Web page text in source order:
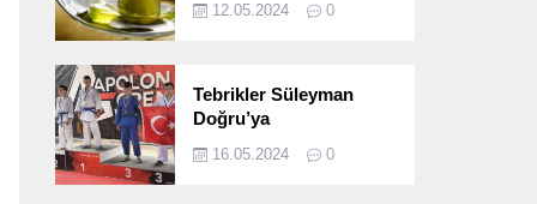
12.05.2024 0
Tebrikler Süleyman
Doğru’ya
16.05.2024 0